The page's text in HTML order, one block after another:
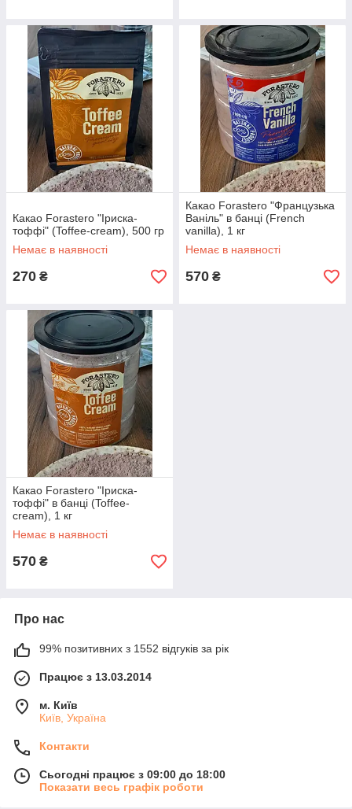
Какао Forastero "Іриска-
тоффі" (Toffee-cream), 500 гр
Немає в наявності
270 ₴
Какао Forastero "Французька
Ваніль" в банці (French
vanilla), 1 кг
Немає в наявності
570 ₴
Какао Forastero "Іриска-
тоффі" в банці (Toffee-
cream), 1 кг
Немає в наявності
570 ₴
Про нас
99% позитивних з 1552 відгуків за рік
Працює з 13.03.2014
м. Київ
Київ, Україна
Контакти
Сьогодні працює з 09:00 до 18:00
Показати весь графік роботи